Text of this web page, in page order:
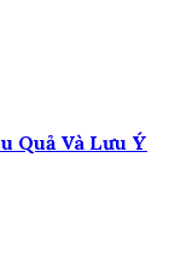
Quả Và Lưu Ý